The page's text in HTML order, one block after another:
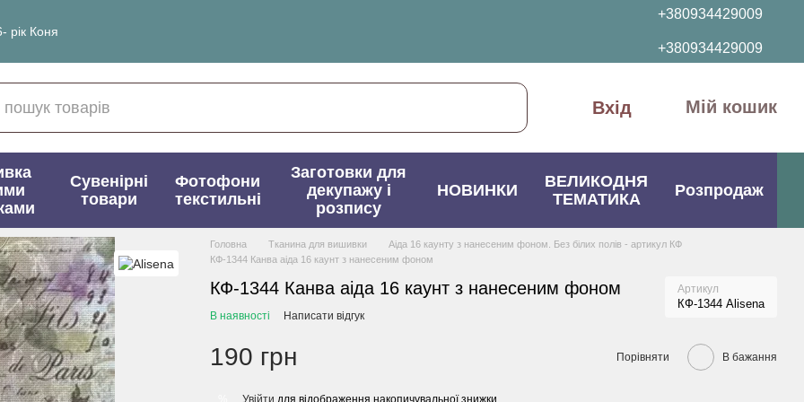
рік Коня
+380934429009
+380934429009
Вхід Мій кошик
Сувенірні
товари
Фотофони
текстильні
Заготовки для
декупажу і
розпису
НОВИНКИ
ВЕЛИКОДНЯ
ТЕМАТИКА
Розпродаж
Головна Тканина для вишивки
Аіда 16 каунту з нанесеним фоном. Без білих полів - артикул КФ
КФ-1344 Канва аіда 16 каунт з нанесеним фоном
КФ-1344 Канва аіда 16 каунт з нанесеним фоном Артикул
КФ-1344 Alisena
В наявності Написати відгук
190 грн Порівняти В бажання
Увійти для відображення накопичувальної знижки